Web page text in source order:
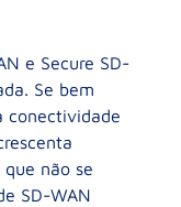
e Secure SD-
Se bem
conectividade
não se
SD-WAN